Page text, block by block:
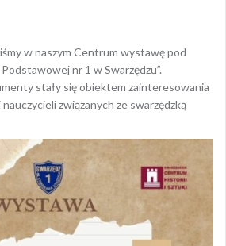
w naszym Centrum wystawę pod
nr 1 w Swarzędzu”.
stały się obiektem zainteresowania
związanych ze swarzędzką